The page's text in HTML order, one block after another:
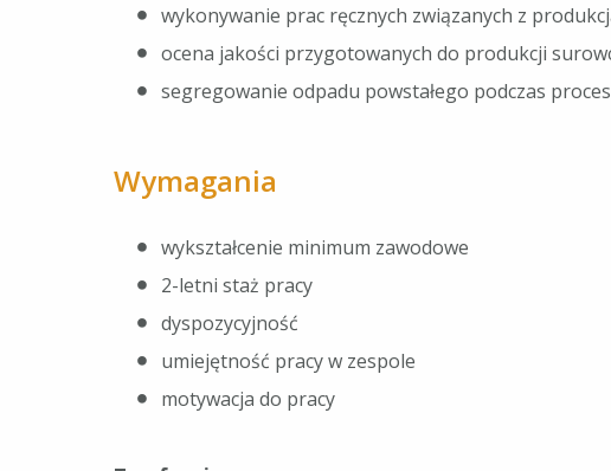
wykonywanie prac ręcznych związanych z
ocena jakości przygotowanych do produkcji
segregowanie odpadu powstałego podczas
Wymagania
wykształcenie minimum zawodowe
2-letni staż pracy
dyspozycyjność
umiejętność pracy w zespole
motywacja do pracy